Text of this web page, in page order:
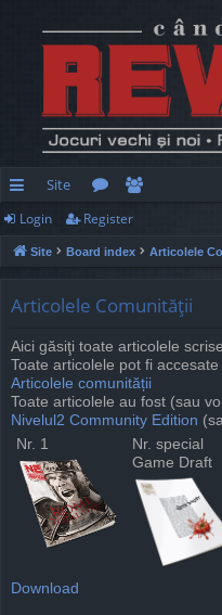
ui
ck
Site
or
u
e
m
Login Register
Site Board index Articolele
Articolele Comunităţii
Aici găsiţi toate articolele
Toate articolele pot fi
Articolele comunității
Toate articolele au fost (sau
Nivelul2 Community Edition
Nr. 1
Nr. special
Game Draft
Download